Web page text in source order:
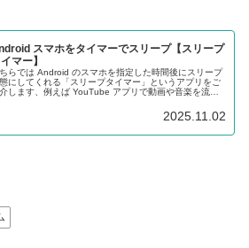
スマホをタイマーでスリープ【スリープ
マー】
らでは Android のスマホを指定した時間後にスリープ
にしてくれる「スリープタイマー」というアプリをご
します、例えば YouTube アプリで動画や音楽を流し
2025.11.02